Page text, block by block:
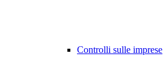
Controlli sulle imprese